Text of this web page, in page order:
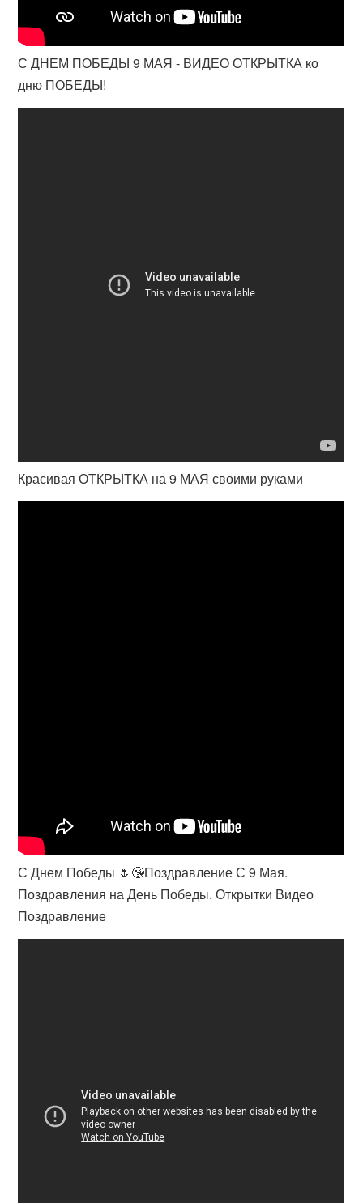
С ДНЕМ ПОБЕДЫ 9 МАЯ - ВИДЕО ОТКРЫТКА ко
дню ПОБЕДЫ!
Красивая ОТКРЫТКА на 9 МАЯ своими руками
С Днем Победы 🌷😘Поздравление С 9 Мая.
Поздравления на День Победы. Открытки Видео
Поздравление